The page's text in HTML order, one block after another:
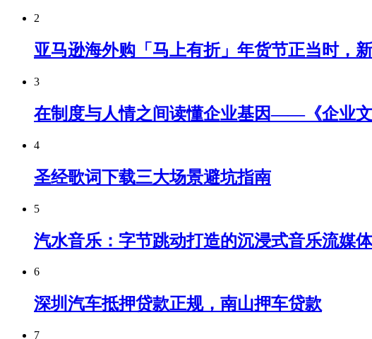
2
亚马逊海外购「马上有折」年货节正当时，
3
在制度与人情之间读懂企业基因——《企业
4
圣经歌词下载三大场景避坑指南
5
汽水音乐：字节跳动打造的沉浸式音乐流媒
6
深圳汽车抵押贷款正规，南山押车贷款
7